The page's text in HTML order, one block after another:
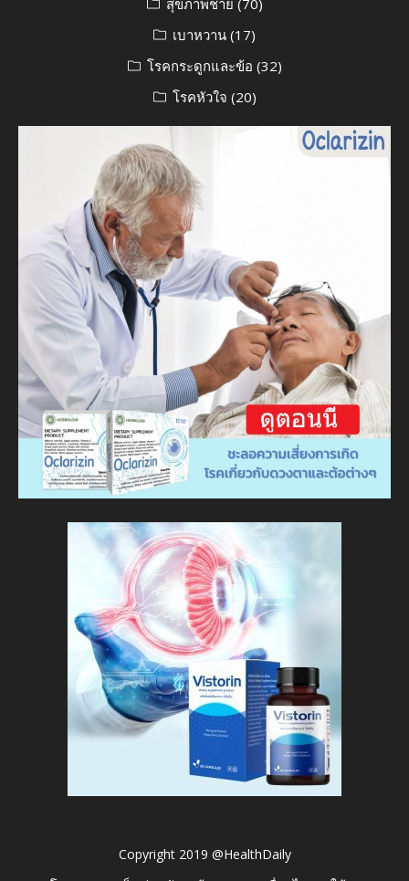
สุขภาพชาย (70)
เบาหวาน (17)
โรคกระดูกและข้อ (32)
โรคหัวใจ (20)
Copyright 2019 @HealthDaily